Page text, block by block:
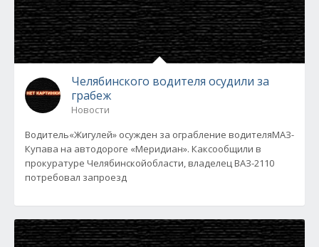
Челябинского водителя осудили за
грабеж
Новости
Водитель«Жигулей» осужден за ограбление водителяМАЗ-
Купава на автодороге «Меридиан». Каксообщили в
прокуратуре Челябинскойобласти, владелец ВАЗ-2110
потребовал запроезд